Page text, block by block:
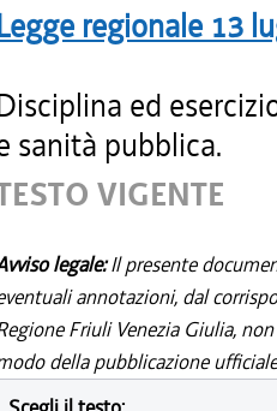
regionale 13
ed
sanità pubblica.
VIGENTE
legale:Il presente
annotazioni, dal
Friuli Venezia Giulia,
della pubblicazione